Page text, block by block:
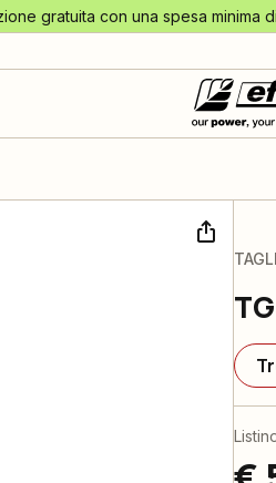
gratuita con una spesa minima